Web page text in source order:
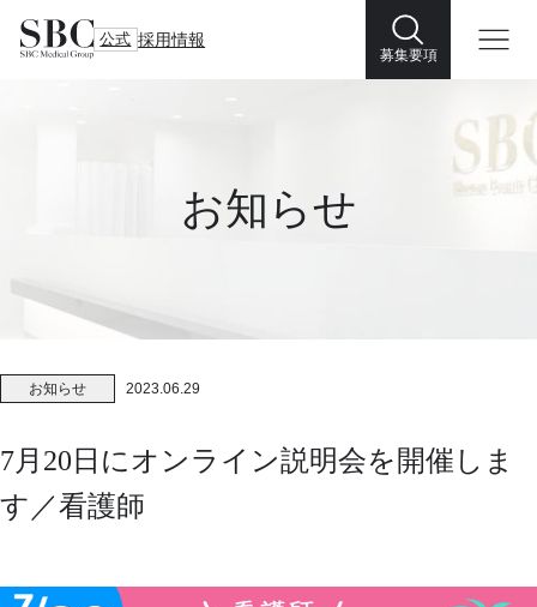
公式 採用情報
募集要項
お知らせ
お知らせ 2023.06.29
7月20日にオンライン説明会を開催しま
す／看護師